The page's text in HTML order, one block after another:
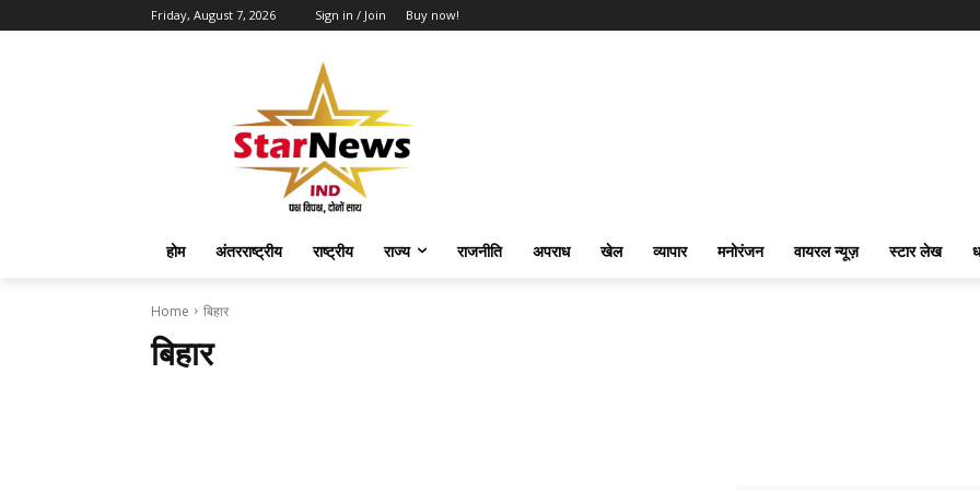
Friday, August 7, 2026 Sign in / Join Buy now!
होम अंतरराष्ट्रीय राष्ट्रीय राज्य राजनीति अपराध खेल व्यापार मनोरंजन वायरल न्यूज़ स्टार लेख
Home बिहार
बिहार